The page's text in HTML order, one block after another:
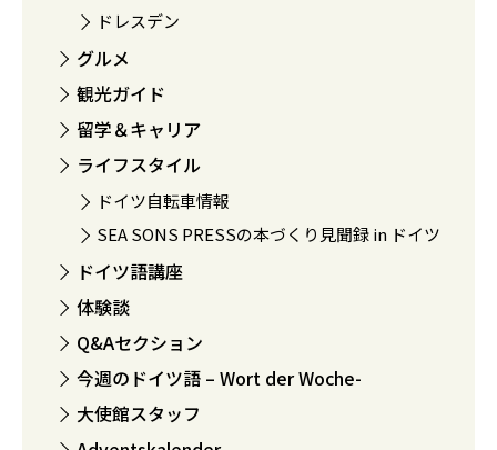
ドレスデン
グルメ
観光ガイド
留学＆キャリア
ライフスタイル
ドイツ自転車情報
SEA SONS PRESSの本づくり見聞録 in ドイツ
ドイツ語講座
体験談
Q&Aセクション
今週のドイツ語 – Wort der Woche-
大使館スタッフ